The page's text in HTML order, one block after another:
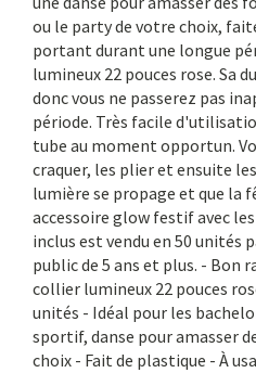
ou le party de votre choix,
portant durant une longue
lumineux 22 pouces rose. Sa
donc vous ne passerez pas
période. Très facile
tube au moment opportun.
craquer, les plier et ensuite
lumière se propage et que la
accessoire glow festif avec
inclus est vendu en 50 unités
public de 5 ans et plus. - Bon
collier lumineux 22 pouces
unités - Idéal pour les
sportif, danse pour amasser
choix - Fait de plastique - À